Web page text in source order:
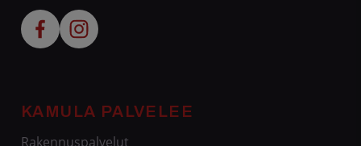
KAMULA PALVELEE
Rakennuspalvelut